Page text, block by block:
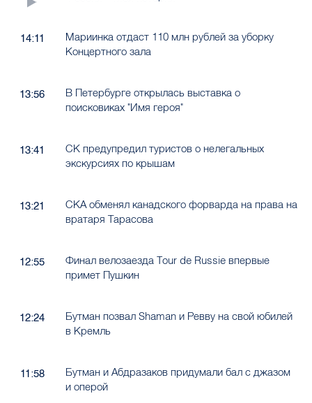
14:11
Мариинка отдаст 110 млн рублей за уборку
Концертного зала
13:56
В Петербурге открылась выставка о
поисковиках "Имя героя"
13:41
СК предупредил туристов о нелегальных
экскурсиях по крышам
13:21
СКА обменял канадского форварда на права на
вратаря Тарасова
12:55
Финал велозаезда Tour de Russie впервые
примет Пушкин
12:24
Бутман позвал Shaman и Ревву на свой юбилей
в Кремль
11:58
Бутман и Абдразаков придумали бал с джазом
и оперой